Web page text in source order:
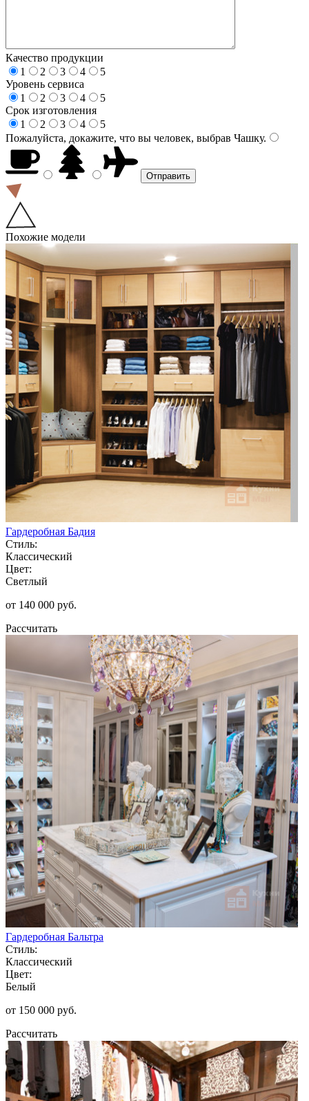
Качество продукции
1
2 3 4
5
Уровень сервиса
1
2 3 4
5
Срок изготовления
1
2 3 4
5
Пожалуйста, докажите, что вы человек, выбрав Чашку.
Похожие модели
Гардеробная Бадия
Стиль:
Классический
Цвет:
Светлый
от 140 000 руб.
Рассчитать
Гардеробная Бальтра
Стиль:
Классический
Цвет:
Белый
от 150 000 руб.
Рассчитать